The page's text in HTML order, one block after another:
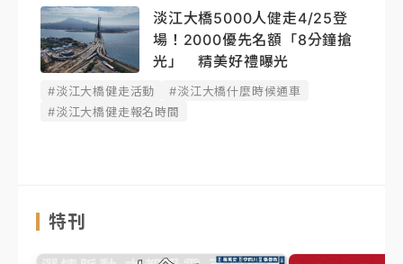
淡江大橋5000人健走4/25登
場！2000優先名額「8分鐘搶
光」 精美好禮曝光
#淡江大橋健走活動
#淡江大橋什麼時候通車
#淡江大橋健走報名時間
特刊